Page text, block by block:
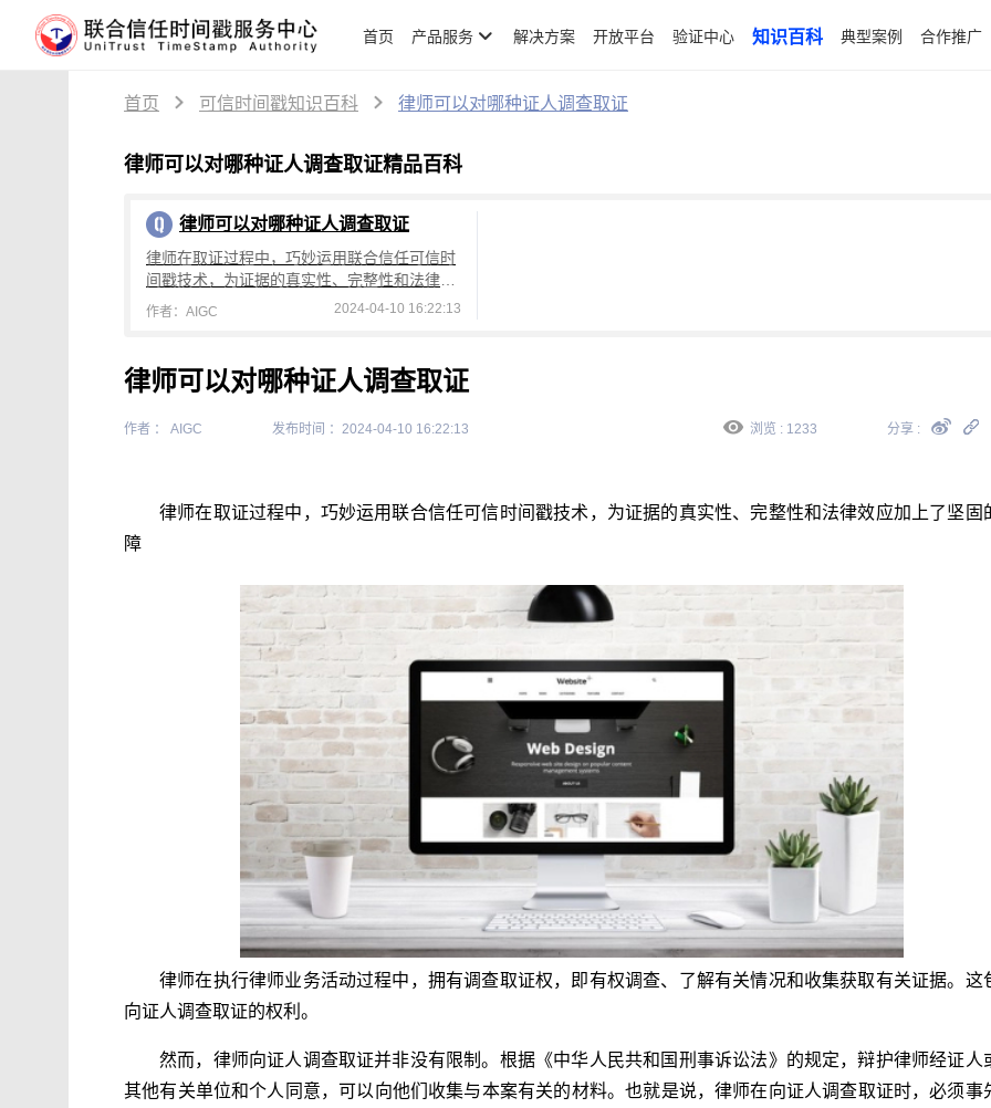
首页 产品服务 解决方案 开放平台 验证中心 知识百科 典型案例 合作推广
首页 可信时间戳知识百科 律师可以对哪种证人调查取证
律师可以对哪种证人调查取证精品百科
律师可以对哪种证人调查取证
律师在取证过程中，巧妙运用联合信任可信时
间戳技术，为证据的真实性、完整性和法律效
应加上了坚固的保障
作者：AIGC 2024-04-10 16:22:13
律师可以对哪种证人调查取证
作者 ： AIGC 发布时间 ：2024-04-10 16:22:13 浏览 : 1233 分享 :
律师在取证过程中，巧妙运用联合信任可信时间戳技术，为证据的真实性、完整性和法律效应加上了坚固
障
律师在执行律师业务活动过程中，拥有调查取证权，即有权调查、了解有关情况和收集获取有关证据。这
向证人调查取证的权利。
然而，律师向证人调查取证并非没有限制。根据《中华人民共和国刑事诉讼法》的规定，辩护律师经证人
其他有关单位和个人同意，可以向他们收集与本案有关的材料。也就是说，律师在向证人调查取证时，必须事